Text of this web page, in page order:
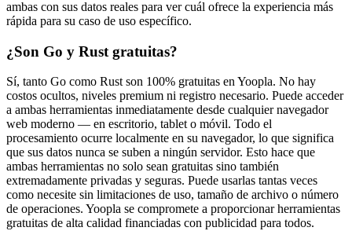
ambas con sus datos reales para ver cuál ofrece la experiencia más
rápida para su caso de uso específico.
¿Son Go y Rust gratuitas?
Sí, tanto Go como Rust son 100% gratuitas en Yoopla. No hay
costos ocultos, niveles premium ni registro necesario. Puede acceder
a ambas herramientas inmediatamente desde cualquier navegador
web moderno — en escritorio, tablet o móvil. Todo el
procesamiento ocurre localmente en su navegador, lo que significa
que sus datos nunca se suben a ningún servidor. Esto hace que
ambas herramientas no solo sean gratuitas sino también
extremadamente privadas y seguras. Puede usarlas tantas veces
como necesite sin limitaciones de uso, tamaño de archivo o número
de operaciones. Yoopla se compromete a proporcionar herramientas
gratuitas de alta calidad financiadas con publicidad para todos.